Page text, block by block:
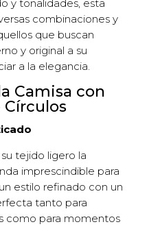
y tonalidades, esta
combinaciones y
que buscan
y original a su
a la elegancia.
Camisa con
Círculos
tejido ligero la
imprescindible para
estilo refinado con un
tanto para
como para momentos